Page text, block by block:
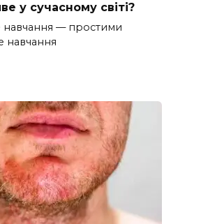
у сучасному світі?
навчання — простими
навчання